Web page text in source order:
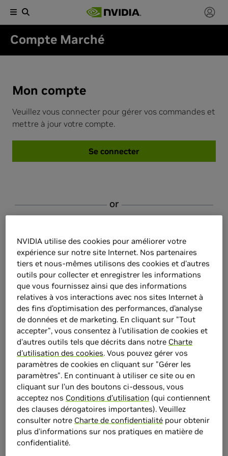
Compte Marché
NVIDIA Marketplace Account
Mon compte
Veuillez vous connecter pour gérer vos commandes et
mettre à jour votre compte.
Se connecter
or
Commandes Invité
Pour le support client,veuillez contacter le support
client.
Pour les retours UNIQUEMENT:
Veuillez utiliser l'adresse e-mail associée à votre
commande.
Adresse e-mail
Google Recaptcha
NVIDIA utilise des cookies pour améliorer votre
expérience sur notre site Internet. Nos partenaires
tiers et nous-mêmes utilisons des cookies et d'autres
outils pour collecter et enregistrer les informations
que vous fournissez ainsi que des informations
relatives à vos interactions avec nos sites Internet à
des fins d’optimisation des performances, d’analyse
de données et de marketing. En cliquant sur "Tout
accepter", vous consentez à l'utilisation de cookies et
d'autres outils tels que décrits dans notre Charte
d'utilisation des cookies. Vous pouvez gérer vos
paramètres de cookies en cliquant sur "Gérer les
paramètres". En continuant à utiliser ce site ou en
cliquant sur l’un des boutons ci-dessous, vous
acceptez nos Conditions d’utilisation (qui contiennent
des clauses dérogatoires importantes). Veuillez
consulter notre Charte de confidentialité pour obtenir
plus d'informations sur nos pratiques en matière de
confidentialité.